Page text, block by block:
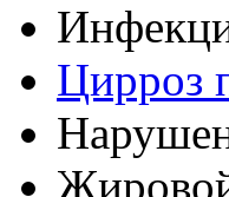
Цирроз